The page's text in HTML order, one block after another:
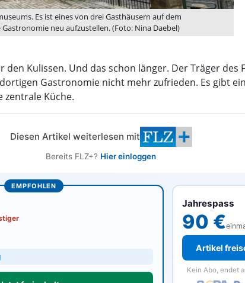
Es ist eines von drei Gasthäusern auf dem
neu aufzustellen. (Foto: Nina Daebel)
Kulissen. Und das schon länger. Der Träger des
Gastronomie nicht mehr zufrieden. Es gibt
zentrale Küche.
Diesen Artikel weiterlesen mit
Bereits FLZ+? Hier einloggen
Jahrespass
90 €
Artikel
Kein Abo, endet
EMPFOHLEN